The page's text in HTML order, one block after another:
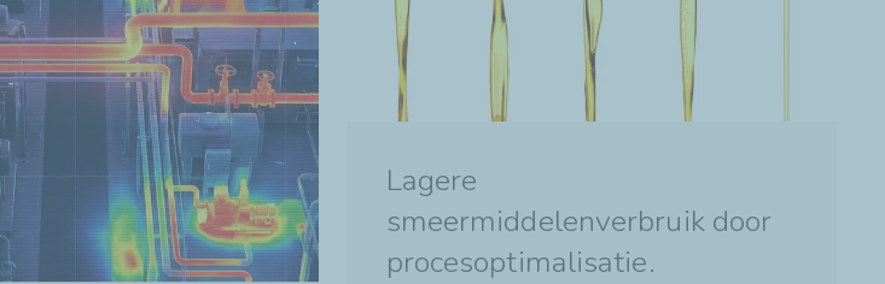
Lagere
smeermiddelenverbruik door
procesoptimalisatie.